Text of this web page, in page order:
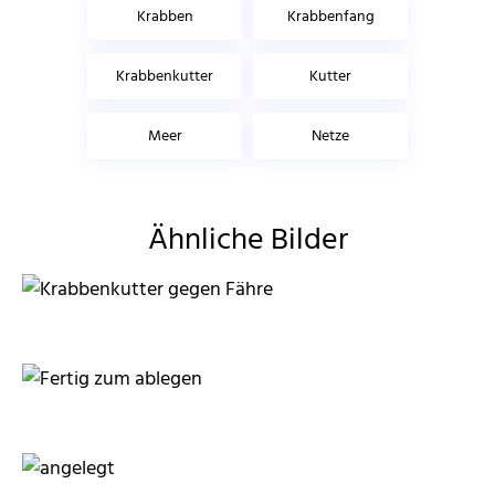
Krabben Krabbenfang
Krabbenkutter Kutter
Meer Netze
Ähnliche Bilder